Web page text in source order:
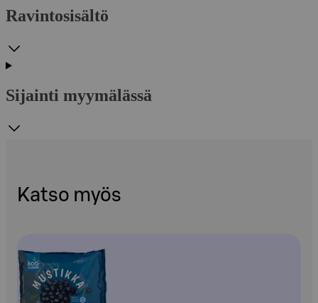
Ravintosisältö
Sijainti myymälässä
Katso myös